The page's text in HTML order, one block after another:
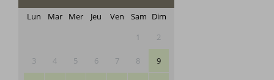
Lun Mar Mer Jeu Ven Sam Dim
1
2
3 4 5 6 7 8 9